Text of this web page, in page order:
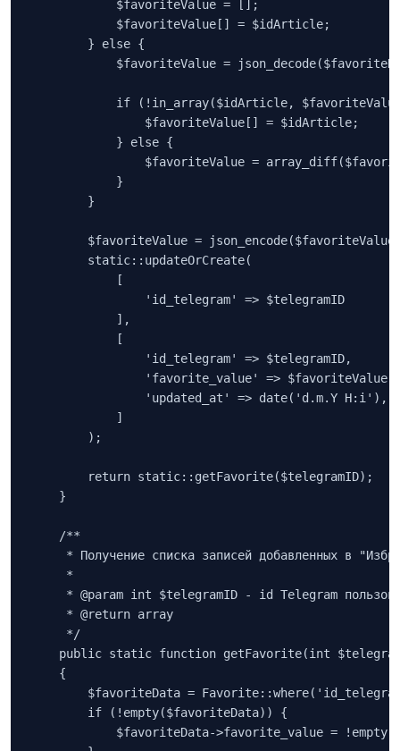
            $favoriteValue = [];
            $favoriteValue[] = $idArticle;
        } else {
$favoriteValue =
if (!in_array($idArticle,
                $favoriteValue[] = $idArticle;
            } else {
$favoriteValue =
            }
        }
$favoriteValue =
        static::updateOrCreate(
            [
                'id_telegram' => $telegramID
            ],
            [
                'id_telegram' => $telegramID,
                'favorite_value' => $favoriteValue,
                'updated_at' => date('d.m.Y H:i'),
            ]
        );
        return static::getFavorite($telegramID);
    }
    /**
* Получение списка записей добавленных в
     *
* @param int $telegramID - id Telegram
     * @return array
     */
public static function getFavorite(int
    {
$favoriteData =
        if (!empty($favoriteData)) {
$favoriteData->favorite_value =